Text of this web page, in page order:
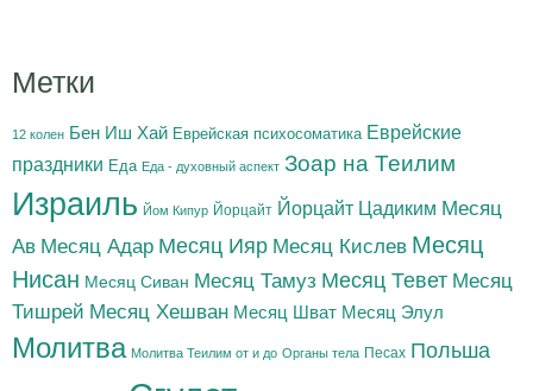
Метки
12 колен Бен Иш Хай Еврейская психосоматика Еврейские
праздники Еда Еда - духовный аспект Зоар на Теилим
Израиль Йом Кипур Йорцайт Йорцайт Цадиким Месяц
Ав Месяц Адар Месяц Ияр Месяц Кислев Месяц
Нисан Месяц Сиван Месяц Тамуз Месяц Тевет Месяц
Тишрей Месяц Хешван Месяц Шват Месяц Элул
Молитва Молитва Теилим от и до Органы тела Песах Польша